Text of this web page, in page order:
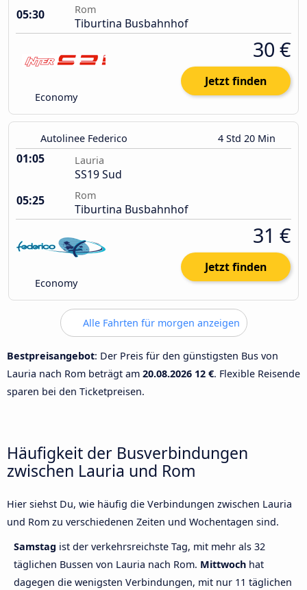
05:30
Rom
Tiburtina Busbahnhof
Economy
30 €
Jetzt finden
Autolinee Federico 4 Std 20 Min
01:05 Lauria
SS19 Sud
05:25
Rom
Tiburtina Busbahnhof
Economy
31 €
Jetzt finden
Alle Fahrten für morgen anzeigen
Bestpreisangebot: Der Preis für den günstigsten Bus von
Lauria nach Rom beträgt am 20.08.2026 12 €. Flexible Reisende
sparen bei den Ticketpreisen.
Häufigkeit der Busverbindungen
zwischen Lauria und Rom
Hier siehst Du, wie häufig die Verbindungen zwischen Lauria
und Rom zu verschiedenen Zeiten und Wochentagen sind.
Samstag ist der verkehrsreichste Tag, mit mehr als 32
täglichen Bussen von Lauria nach Rom. Mittwoch hat
dagegen die wenigsten Verbindungen, mit nur 11 täglichen